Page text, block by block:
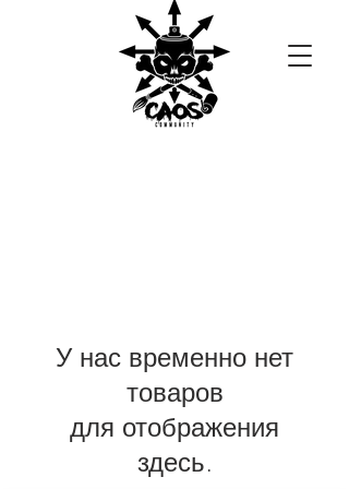
У нас временно нет
товаров
для отображения
здесь.